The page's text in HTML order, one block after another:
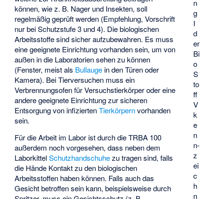
n
g
I
d
er
Bi
o
S
to
ff
V
k
e
n
n­
z
ei
c
h
n
können, wie z. B. Nager und Insekten, soll
regelmäßig geprüft werden (Empfehlung, Vorschrift
nur bei Schutzstufe 3 und 4). Die biologischen
Arbeitsstoffe sind sicher aufzubewahren. Es muss
eine geeignete Einrichtung vorhanden sein, um von
außen in die Laboratorien sehen zu können
(Fenster, meist als Bullauge in den Türen oder
Kamera). Bei Tierversuchen muss ein
Verbrennungsofen für Versuchstierkörper oder eine
andere geeignete Einrichtung zur sicheren
Entsorgung von infiziertenTierkörpernvorhanden
sein.
Für die Arbeit im Labor ist durch die TRBA 100
außerdem noch vorgesehen, dass neben dem
LaborkittelSchutzhandschuhezu tragen sind, falls
die Hände Kontakt zu den biologischen
Arbeitsstoffen haben können. Falls auch das
Gesicht betroffen sein kann, beispielsweise durch